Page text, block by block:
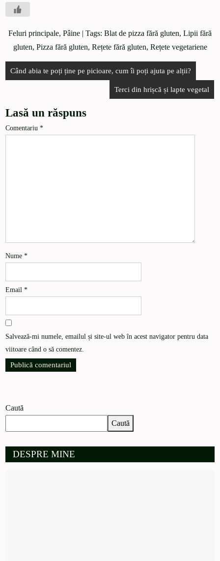
Feluri principale, Pâine | Tags: Blat de pizza fără gluten, Lipii fără
gluten, Pizza fără gluten, Rețete fără gluten, Rețete vegetariene
Când abia te poți ține pe picioare, cum îi poți ajuta pe alții?
Terci din hrișcă și lapte vegetal
Lasă un răspuns
Comentariu*
Nume*
Email*
Salvează-mi numele, emailul și site-ul web în acest navigator pentru data
viitoare când o să comentez.
Caută
Caută
DESPRE MINE